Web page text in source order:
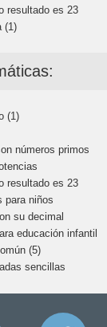
resultado es 23
(1)
(1)
números primos
resultado es 23
para niños
su decimal
educación infantil
(5)
sencillas